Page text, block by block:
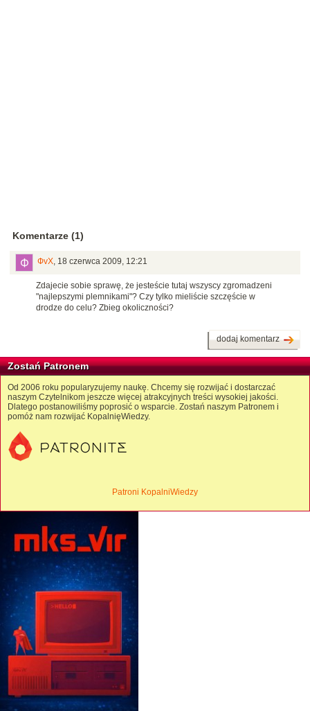
Komentarze (1)
ФvХ 18 czerwca 2009, 12:21
Zdajecie sobie sprawę, że jesteście tutaj wszyscy zgromadzeni
"najlepszymi plemnikami"? Czy tylko mieliście szczęście w
drodze do celu? Zbieg okoliczności?
dodaj komentarz
Zostań Patronem
Od 2006 roku popularyzujemy naukę. Chcemy się rozwijać i dostarczać
naszym Czytelnikom jeszcze więcej atrakcyjnych treści wysokiej jakości.
Dlatego postanowiliśmy poprosić o wsparcie. Zostań naszym Patronem i
pomóż nam rozwijać KopalnięWiedzy.
Patroni KopalniWiedzy